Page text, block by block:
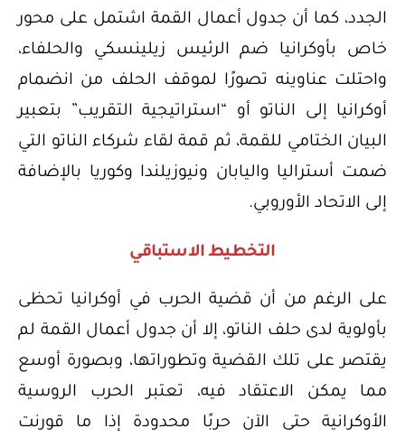
الجدد، كما أن جدول أعمال القمة اشتمل على محور
خاص بأوكرانيا ضم الرئيس زيلينسكي والحلفاء،
واحتلت عناوينه تصورًا لموقف الحلف من انضمام
أوكرانيا إلى الناتو أو “استراتيجية التقريب” بتعبير
البيان الختامي للقمة، ثم قمة لقاء شركاء الناتو التي
ضمت أستراليا واليابان ونيوزيلندا وكوريا بالإضافة
إلى الاتحاد الأوروبي.
التخطيط الاستباقي
على الرغم من أن قضية الحرب في أوكرانيا تحظى
بأولوية لدى حلف الناتو، إلا أن جدول أعمال القمة لم
يقتصر على تلك القضية وتطوراتها، وبصورة أوسع
مما يمكن الاعتقاد فيه، تعتبر الحرب الروسية
الأوكرانية حتى الآن حربًا محدودة إذا ما قورنت